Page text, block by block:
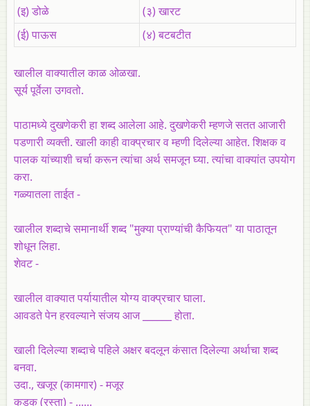
(इ) डोळे
(३) खारट
(ई) पाऊस
(४) बटबटीत
खालील वाक्यातील काळ ओळखा.
सूर्य पूर्वेला उगवतो.
पाठामध्ये दुखणेकरी हा शब्द आलेला आहे. दुखणेकरी म्हणजे सतत आजारी
पडणारी व्यक्ती. खाली काही वाक्प्रचार व म्हणी दिलेल्या आहेत. शिक्षक व
पालक यांच्याशी चर्चा करून त्यांचा अर्थ समजून घ्या. त्यांचा वाक्यांत उपयोग
करा.
गळ्यातला ताईत -
खालील शब्दाचे समानार्थी शब्द "मुक्या प्राण्यांची कैफियत" या पाठातून
शोधून लिहा.
शेवट -
खालील वाक्यात पर्यायातील योग्य वाक्प्रचार घाला.
आवडते पेन हरवल्याने संजय आज ______ होता.
खाली दिलेल्या शब्दाचे पहिले अक्षर बदलून कंसात दिलेल्या अर्थाचा शब्द
बनवा.
उदा., खजूर (कामगार) - मजूर
कडक (रस्ता) - ......